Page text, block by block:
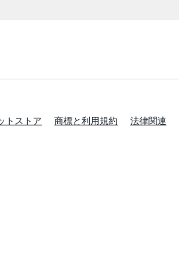
トストア 商標と利用規約 法律関連